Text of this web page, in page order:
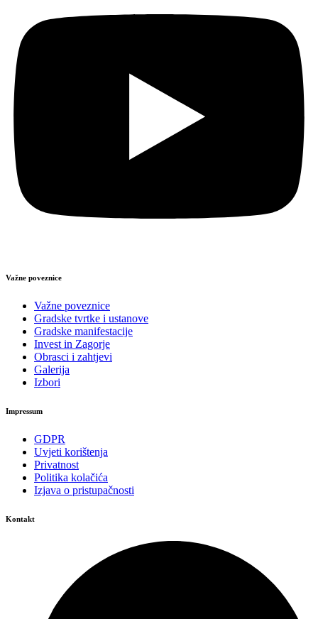
Važne poveznice
Važne poveznice
Gradske tvrtke i ustanove
Gradske manifestacije
Invest in Zagorje
Obrasci i zahtjevi
Galerija
Izbori
Impressum
GDPR
Uvjeti korištenja
Privatnost
Politika kolačića
Izjava o pristupačnosti
Kontakt